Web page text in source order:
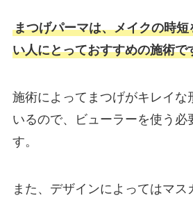
まつげパーマは、メイクの時
い人にとっておすすめの施術で
施術によってまつげがキレイな
いるので、ビューラーを使う必
す。
また、デザインによってはマス